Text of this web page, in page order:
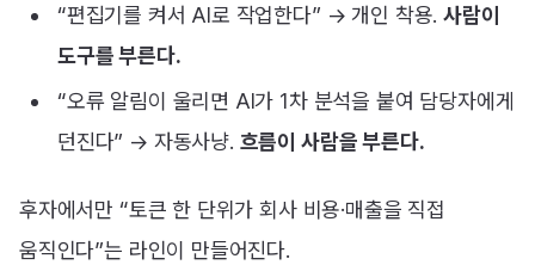
“편집기를 켜서 AI로 작업한다” → 개인 착용. 사람이
도구를 부른다.
“오류 알림이 울리면 AI가 1차 분석을 붙여 담당자에게
던진다” → 자동사냥. 흐름이 사람을 부른다.
후자에서만 “토큰 한 단위가 회사 비용·매출을 직접
움직인다”는 라인이 만들어진다.